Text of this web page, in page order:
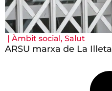
| Àmbit social, Salut
ARSU marxa de La Illeta